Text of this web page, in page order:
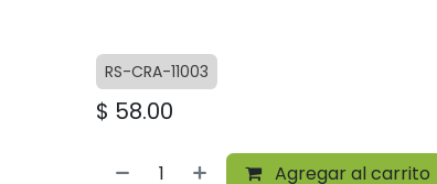
RS-CRA-11003
$ 58.00
Agregar al carrito